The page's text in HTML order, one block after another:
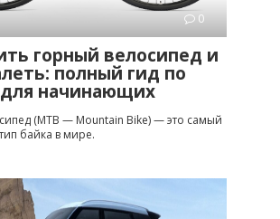
0
горный велосипед и
полный гид по
начинающих
(MTB — Mountain Bike) — это самый
байка в мире.